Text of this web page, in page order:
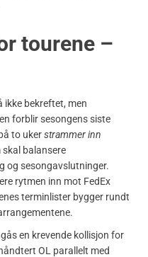
tourene –
ikke bekreftet, men
forblir sesongens siste
to ukerstrammer inn
balansere
og sesongavslutninger.
rytmen inn mot FedEx
terminlister bygger rundt
en krevende kollisjon for
OL parallelt med